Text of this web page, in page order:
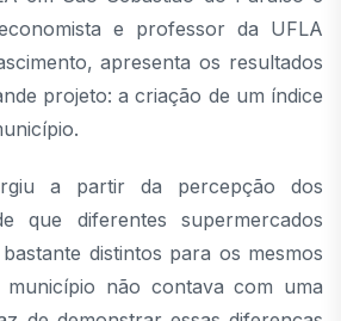
e professor da UFLA
apresenta os resultados
projeto: a criação de um índice
a partir da percepção dos
que diferentes supermercados
distintos para os mesmos
não contava com uma